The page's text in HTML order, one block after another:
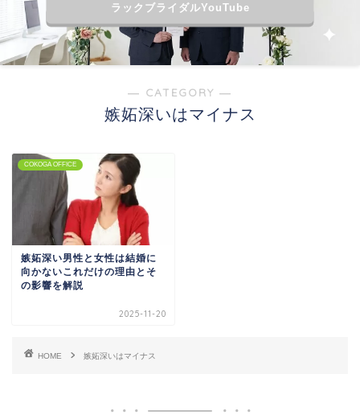
ラックブライダルYouTube
― CATEGORY ―
嫉妬深いはマイナス
COKOGA OFFICE
嫉妬深い男性と女性は結婚に
向かないこれだけの理由とそ
の影響を解説
2025-11-20
HOME 嫉妬深いはマイナス